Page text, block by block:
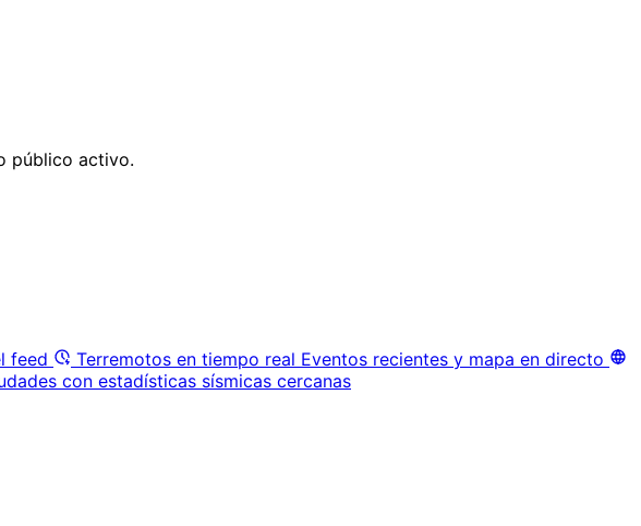
público activo.
feed Terremotos en tiempo real Eventos recientes y mapa en directo
con estadísticas sísmicas cercanas